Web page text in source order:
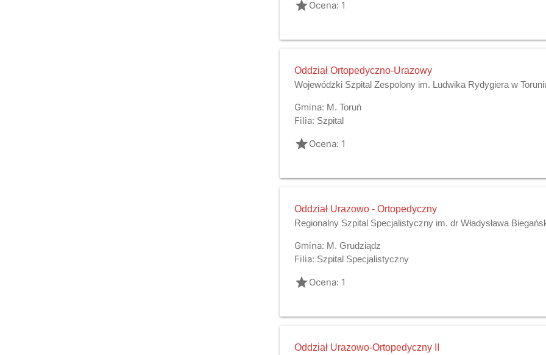
gradeOcena: 1
Oddział Ortopedyczno-Urazowy
Wojewódzki Szpital Zespolony im. Ludwika Rydygiera w
Gmina: M. Toruń
Filia: Szpital
gradeOcena: 1
Oddział Urazowo - Ortopedyczny
Regionalny Szpital Specjalistyczny im. dr Władysława
Gmina: M. Grudziądz
Filia: Szpital Specjalistyczny
gradeOcena: 1
Oddział Urazowo-Ortopedyczny II